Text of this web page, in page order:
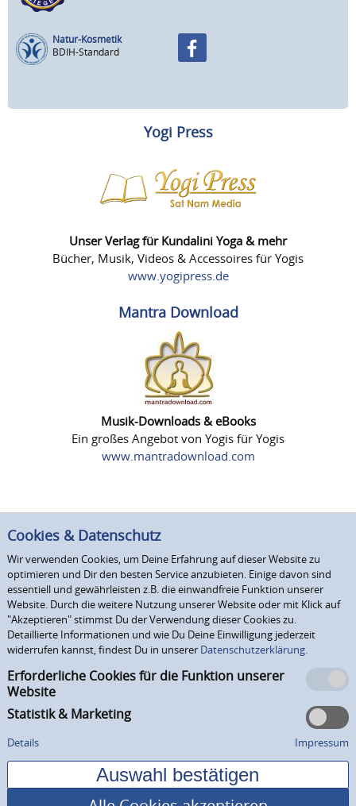
Natur-Kosmetik
BDIH-Standard
Yogi Press
Unser Verlag für Kundalini Yoga & mehr
Bücher, Musik, Videos & Accessoires für Yogis
www.yogipress.de
Mantra Download
Musik-Downloads & eBooks
Ein großes Angebot von Yogis für Yogis
www.mantradownload.com
Cookies & Datenschutz
Wir verwenden Cookies, um Deine Erfahrung auf dieser Website zu
optimieren und Dir den besten Service anzubieten. Einige davon sind
essentiell und gewährleisten z.B. die einwandfreie Funktion unserer
Website. Durch die weitere Nutzung unserer Website oder mit Klick auf
"Akzeptieren" stimmst Du der Verwendung dieser Cookies zu.
Detaillierte Informationen und wie Du Deine Einwilligung jederzeit
widerrufen kannst, findest Du in unserer Datenschutzerklärung.
Erforderliche Cookies für die Funktion unserer
Website
Statistik & Marketing
Details Impressum